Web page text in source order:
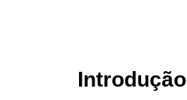
Introdução